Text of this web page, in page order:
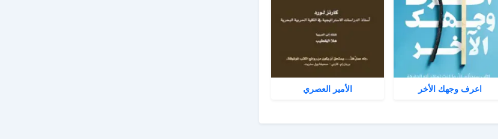
اعرف وجهك الأخر الأمير العصري